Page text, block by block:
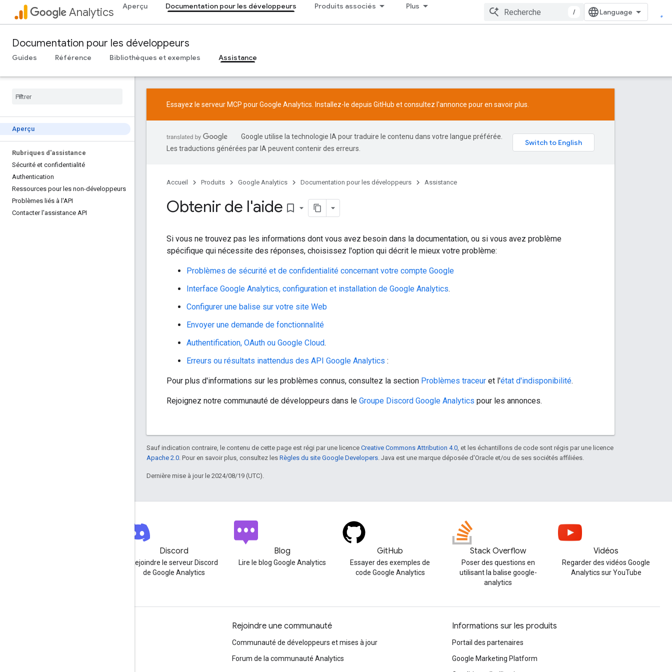
Analytics Aperçu Documentation pour les développeurs Produits associés Plus
/
Documentation pour les développeurs
Guides Référence Bibliothèques et exemples Assistance
Aperçu
Rubriques d'assistance
Sécurité et confidentialité
Authentication
Ressources pour les non-développeurs
Problèmes liés à l'API
Contacter l'assistance API
Essayez le serveur MCP pour Google Analytics. Installez-le depuis GitHub et consultez l'annonce pour en savoir plus.
Google utilise la technologie IA pour traduire le contenu dans votre langue préférée.
Les traductions générées par IA peuvent contenir des erreurs.
Accueil Produits Google Analytics Documentation pour les développeurs Assistance
Obtenir de l'aide bookmark_border
Si vous ne trouvez pas les informations dont vous avez besoin dans la documentation, ou si vous avez problème
spécifique qui nécessite des réponses, choisissez l'option qui décrit le mieux votre problème:
Problèmes de sécurité et de confidentialité concernant votre compte Google
Interface Google Analytics, configuration et installation de Google Analytics.
Configurer une balise sur votre site Web
Envoyer une demande de fonctionnalité
Authentification, OAuth ou Google Cloud.
Erreurs ou résultats inattendus des API Google Analytics :
Pour plus d'informations sur les problèmes connus, consultez la section Problèmes traceur et l'état d'indisponibilité.
Rejoignez notre communauté de développeurs dans le Groupe Discord Google Analytics pour les annonces.
Sauf indication contraire, le contenu de cette page est régi par une licence Creative Commons Attribution 4.0 , et les échantillons de code sont régis par une licence
Apache 2.0 . Pour en savoir plus, consultez les Règles du site Google Developers . Java est une marque déposée d'Oracle et/ou de ses sociétés affiliées.
Dernière mise à jour le 2024/08/19 (UTC).
Discord
Rejoindre le serveur Discord
de Google Analytics
Blog
Lire le blog Google Analytics
GitHub
Essayer des exemples de
code Google Analytics
Stack Overflow
Poser des questions en
utilisant la balise google-
analytics
Vidéos
Regarder des vidéos Google
Analytics sur YouTube
Rejoindre une communauté
Communauté de développeurs et mises à jour
Forum de la communauté Analytics
Informations sur les produits
Portail des partenaires
Google Marketing Platform